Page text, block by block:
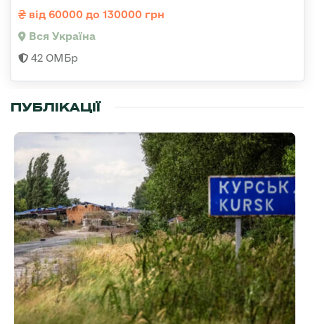
від 60000 до 130000 грн
Вся Україна
42 ОМБр
ПУБЛІКАЦІЇ